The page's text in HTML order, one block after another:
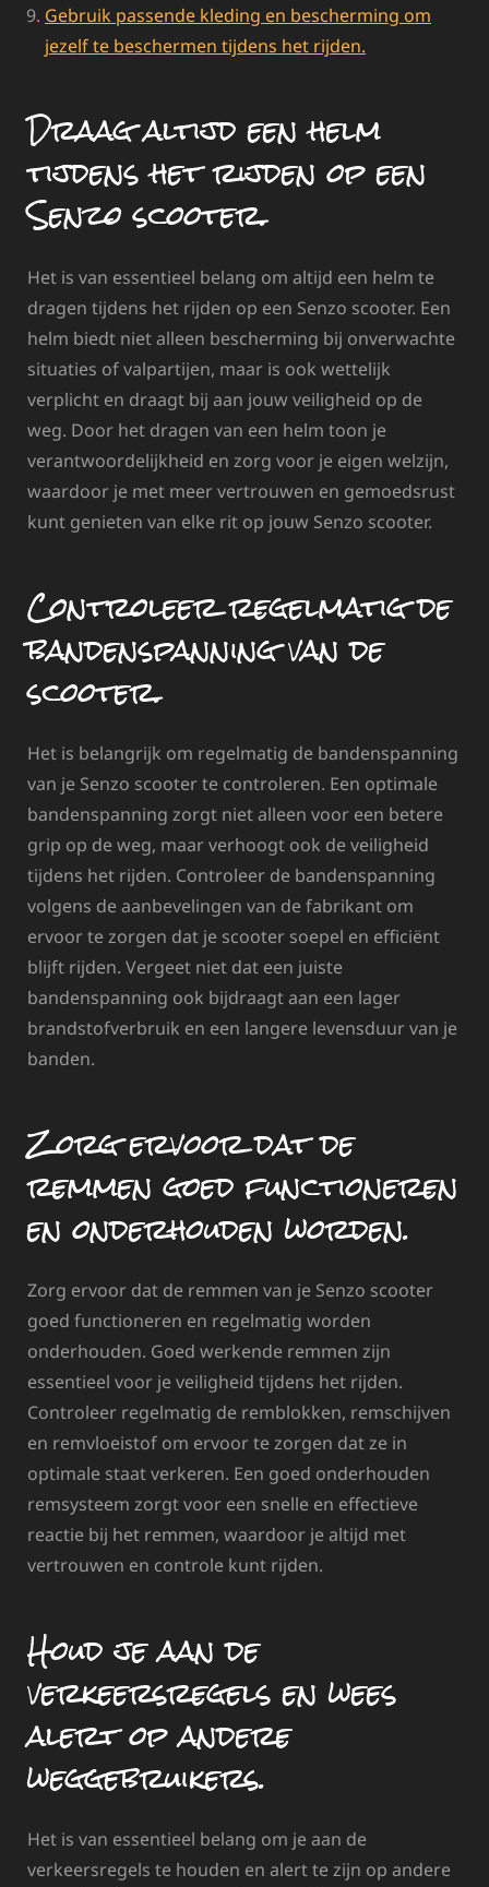
Gebruik passende kleding en bescherming om
jezelf te beschermen tijdens het rijden.
Draag altijd een helm
tijdens het rijden op een
Senzo scooter.
Het is van essentieel belang om altijd een helm te
dragen tijdens het rijden op een Senzo scooter. Een
helm biedt niet alleen bescherming bij onverwachte
situaties of valpartijen, maar is ook wettelijk
verplicht en draagt bij aan jouw veiligheid op de
weg. Door het dragen van een helm toon je
verantwoordelijkheid en zorg voor je eigen welzijn,
waardoor je met meer vertrouwen en gemoedsrust
kunt genieten van elke rit op jouw Senzo scooter.
Controleer regelmatig de
bandenspanning van de
scooter.
Het is belangrijk om regelmatig de bandenspanning
van je Senzo scooter te controleren. Een optimale
bandenspanning zorgt niet alleen voor een betere
grip op de weg, maar verhoogt ook de veiligheid
tijdens het rijden. Controleer de bandenspanning
volgens de aanbevelingen van de fabrikant om
ervoor te zorgen dat je scooter soepel en efficiënt
blijft rijden. Vergeet niet dat een juiste
bandenspanning ook bijdraagt aan een lager
brandstofverbruik en een langere levensduur van je
banden.
Zorg ervoor dat de
remmen goed functioneren
en onderhouden worden.
Zorg ervoor dat de remmen van je Senzo scooter
goed functioneren en regelmatig worden
onderhouden. Goed werkende remmen zijn
essentieel voor je veiligheid tijdens het rijden.
Controleer regelmatig de remblokken, remschijven
en remvloeistof om ervoor te zorgen dat ze in
optimale staat verkeren. Een goed onderhouden
remsysteem zorgt voor een snelle en effectieve
reactie bij het remmen, waardoor je altijd met
vertrouwen en controle kunt rijden.
Houd je aan de
verkeersregels en wees
alert op andere
weggebruikers.
Het is van essentieel belang om je aan de
verkeersregels te houden en alert te zijn op andere